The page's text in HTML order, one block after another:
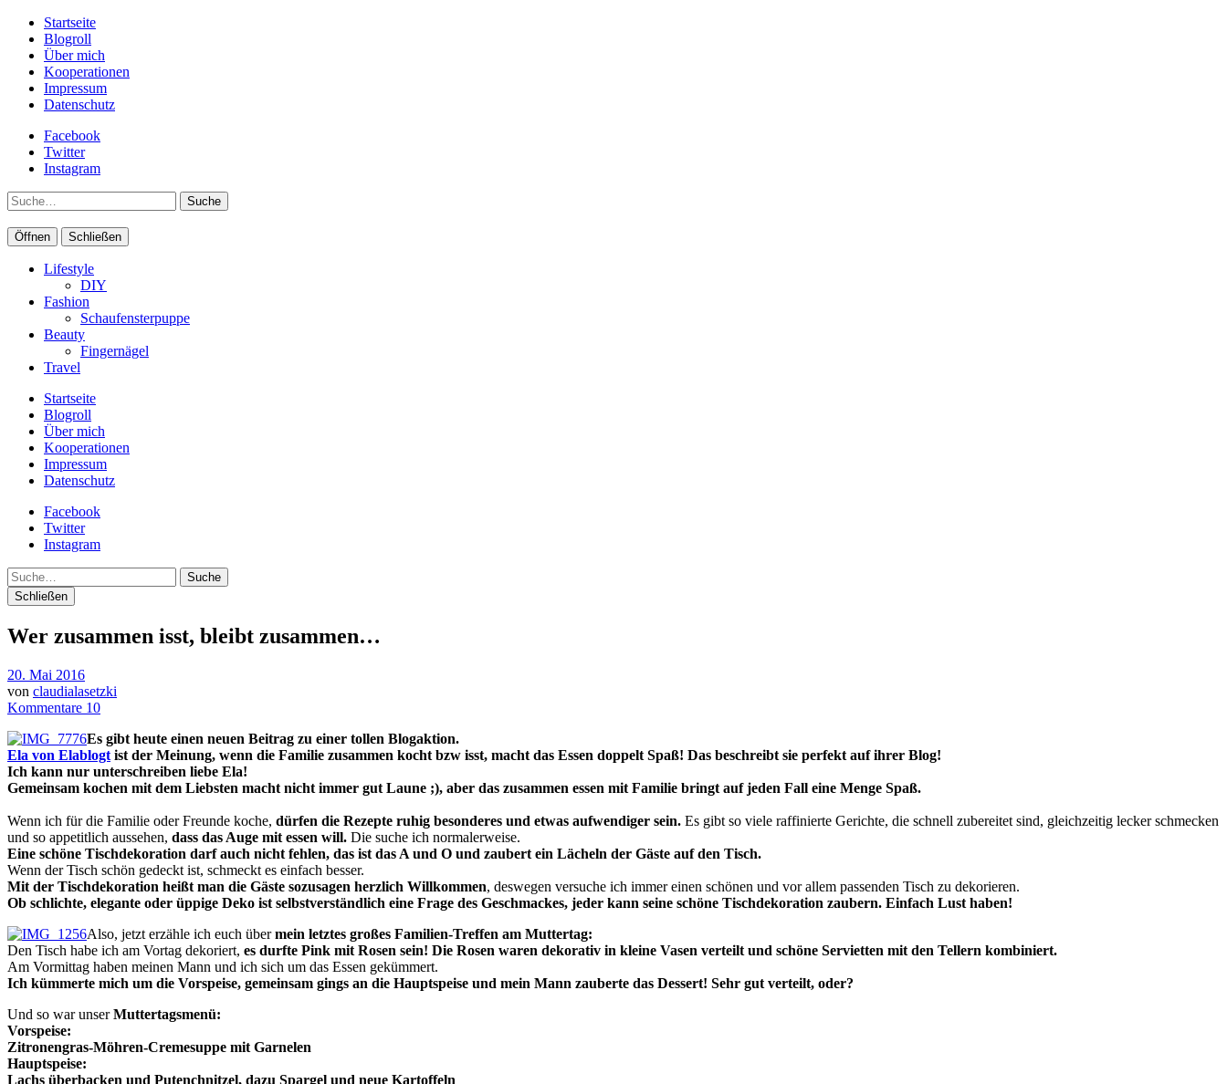
Startseite
Blogroll
Über mich
Kooperationen
Impressum
Datenschutz
Facebook
Twitter
Instagram
Suche
Öffnen Schließen
Lifestyle
DIY
Fashion
Schaufensterpuppe
Beauty
Fingernägel
Travel
Startseite
Blogroll
Über mich
Kooperationen
Impressum
Datenschutz
Facebook
Twitter
Instagram
Suche
Schließen
Wer zusammen isst, bleibt zusammen…
20. Mai 2016
von claudialasetzki
Kommentare 10
Es gibt heute einen neuen Beitrag zu einer tollen Blogaktion.
Ela von Elablogt ist der Meinung, wenn die Familie zusammen kocht bzw isst, macht das Essen doppelt Spaß! Das beschreibt sie perfekt auf ihrer Blog!
Ich kann nur unterschreiben liebe Ela!
Gemeinsam kochen mit dem Liebsten macht nicht immer gut Laune ;), aber das zusammen essen mit Familie bringt auf jeden Fall eine Menge Spaß.
Wenn ich für die Familie oder Freunde koche, dürfen die Rezepte ruhig besonderes und etwas aufwendiger sein. Es gibt so viele raffinierte Gerichte, die schnell zubereitet sind, gleichzeitig lecker schmecken
und so appetitlich aussehen, dass das Auge mit essen will. Die suche ich normalerweise.
Eine schöne Tischdekoration darf auch nicht fehlen, das ist das A und O und zaubert ein Lächeln der Gäste auf den Tisch.
Wenn der Tisch schön gedeckt ist, schmeckt es einfach besser.
Mit der Tischdekoration heißt man die Gäste sozusagen herzlich Willkommen, deswegen versuche ich immer einen schönen und vor allem passenden Tisch zu dekorieren.
Ob schlichte, elegante oder üppige Deko ist selbstverständlich eine Frage des Geschmackes, jeder kann seine schöne Tischdekoration zaubern. Einfach Lust haben!
Also, jetzt erzähle ich euch übermein letztes großes Familien-Treffen am Muttertag:
Den Tisch habe ich am Vortag dekoriert, es durfte Pink mit Rosen sein! Die Rosen waren dekorativ in kleine Vasen verteilt und schöne Servietten mit den Tellern kombiniert.
Am Vormittag haben meinen Mann und ich sich um das Essen gekümmert.
Ich kümmerte mich um die Vorspeise, gemeinsam gings an die Hauptspeise und mein Mann zauberte das Dessert! Sehr gut verteilt, oder?
Und so war unserMuttertagsmenü:
Vorspeise:
Zitronengras-Möhren-Cremesuppe mit Garnelen
Hauptspeise:
Lachs überbacken und Putenchnitzel, dazu Spargel und neue Kartoffeln